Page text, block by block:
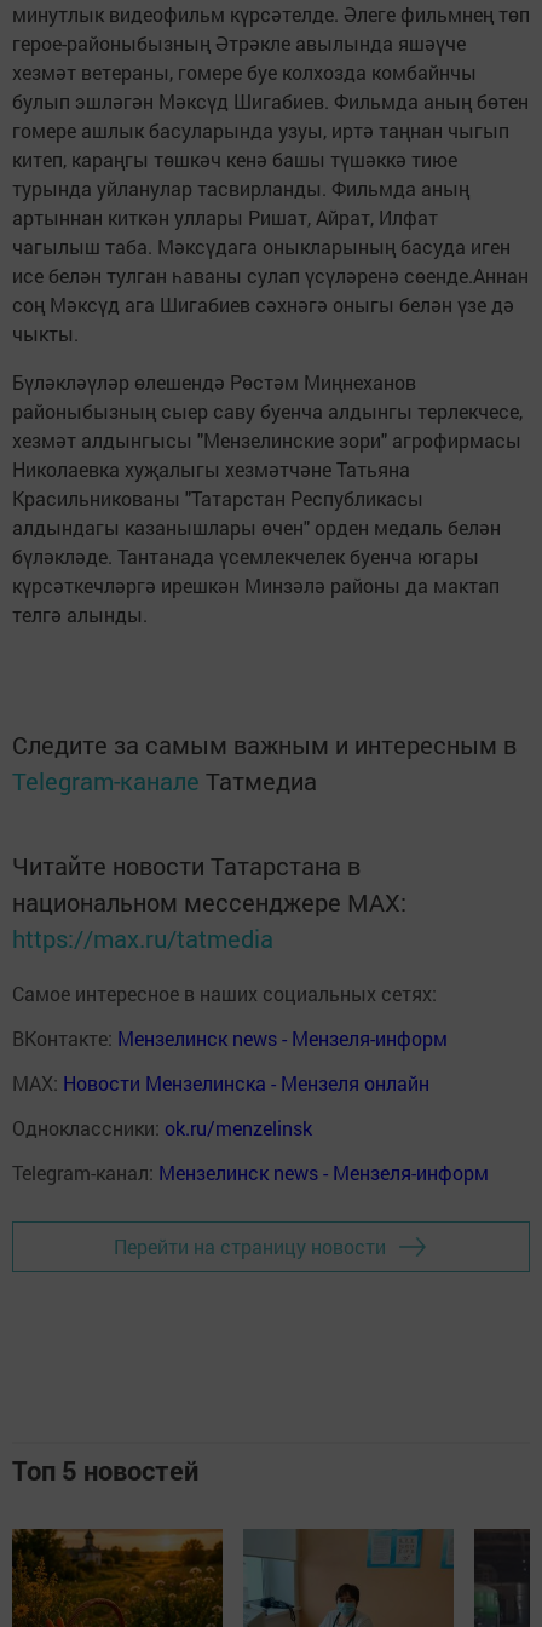
минутлык видеофильм күрсәтелде. Әлеге фильмнең төп
герое-районыбызның Әтрәкле авылында яшәүче
хезмәт ветераны, гомере буе колхозда комбайнчы
булып эшләгән Мәксүд Шигабиев. Фильмда аның бөтен
гомере ашлык басуларында узуы, иртә таңнан чыгып
китеп, караңгы төшкәч кенә башы түшәккә тиюе
турында уйланулар тасвирланды. Фильмда аның
артыннан киткән уллары Ришат, Айрат, Илфат
чагылыш таба. Мәксүдага оныкларының басуда иген
исе белән тулган һаваны сулап үсүләренә сөенде.Аннан
соң Мәксүд ага Шигабиев сәхнәгә оныгы белән үзе дә
чыкты.
Бүләкләүләр өлешендә Рөстәм Миңнеханов
районыбызның сыер саву буенча алдынгы терлекчесе,
хезмәт алдынгысы "Мензелинские зори" агрофирмасы
Николаевка хуҗалыгы хезмәтчәне Татьяна
Красильникованы "Татарстан Республикасы
алдындагы казанышлары өчен" орден медаль белән
бүләкләде. Тантанада үсемлекчелек буенча югары
күрсәткечләргә ирешкән Минзәлә районы да мактап
телгә алынды.
Следите за самым важным и интересным в
Telegram-канале Татмедиа
Читайте новости Татарстана в
национальном мессенджере MАХ:
https://max.ru/tatmedia
Самое интересное в наших социальных сетях:
ВКонтакте: Мензелинск news - Мензеля-информ
MAX: Новости Мензелинска - Мензеля онлайн
Одноклассники: ok.ru/menzelinsk
Telegram-канал: Мензелинск news - Мензеля-информ
Перейти на страницу новости
Топ 5 новостей